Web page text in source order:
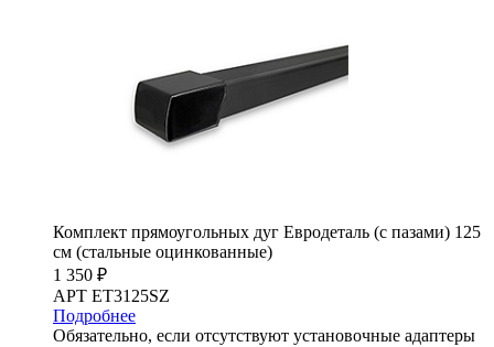
Комплект прямоугольных дуг Евродеталь (с пазами) 125
см (стальные оцинкованные)
1 350 ₽
АРТ ET3125SZ
Подробнее
Обязательно, если отсутствуют установочные адаптеры